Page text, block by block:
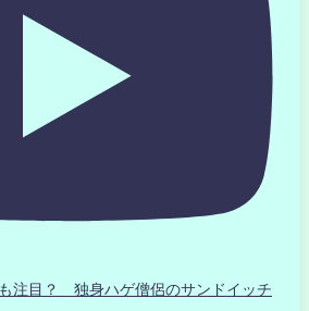
注目？ 独身ハゲ僧侶のサンドイッチ